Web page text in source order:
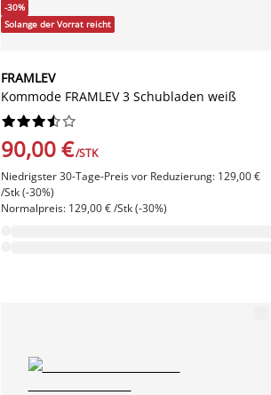
-30%
Solange der Vorrat reicht
FRAMLEV
Kommode FRAMLEV 3 Schubladen weiß






90,00 €/STK
Niedrigster 30-Tage-Preis vor Reduzierung: 129,00 €
/Stk (-30%)
Normalpreis: 129,00 € /Stk (-30%)